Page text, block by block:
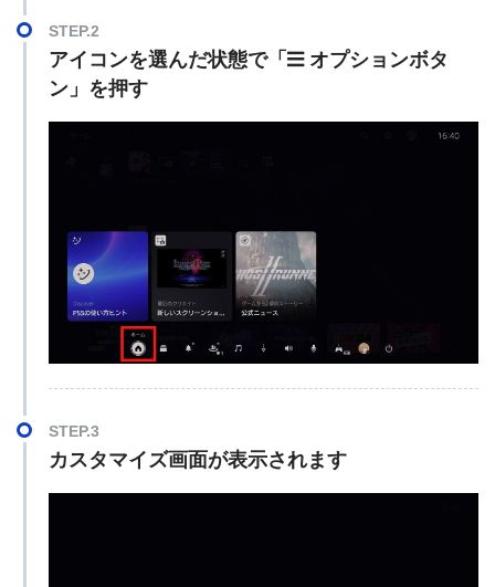
STEP.2
アイコンを選んだ状態で「
オプションボタ
ン」を押す
STEP.3
カスタマイズ画面が表示されます